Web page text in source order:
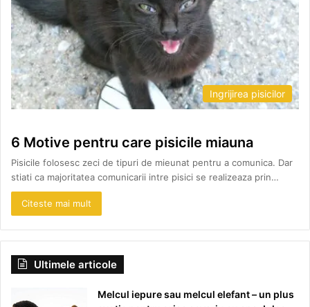
Ingrijirea pisicilor
6 Motive pentru care pisicile miauna
Pisicile folosesc zeci de tipuri de mieunat pentru a comunica. Dar
stiati ca majoritatea comunicarii intre pisici se realizeaza prin…
Citeste mai mult
Ultimele articole
Melcul iepure sau melcul elefant – un plus